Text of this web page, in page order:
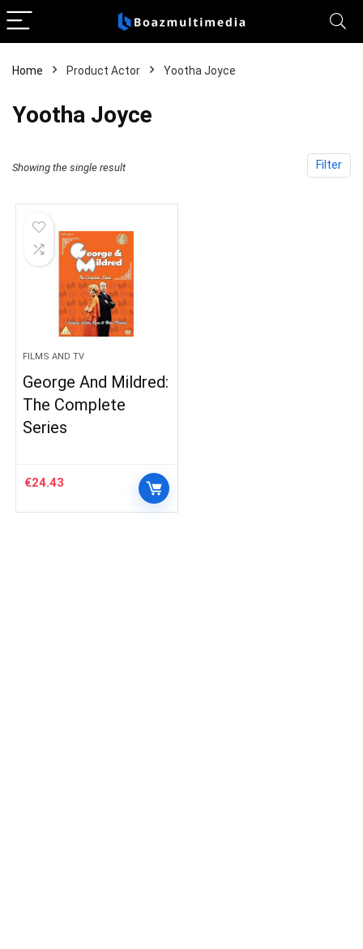
Home Product Actor Yootha Joyce
Yootha Joyce
Filter
Showing the single result
FILMS AND TV
George And Mildred:
The Complete
Series
€24.43